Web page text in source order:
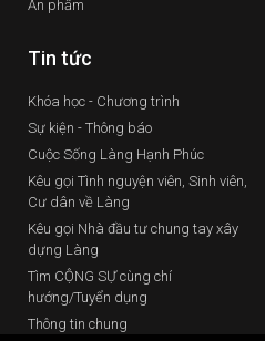
Ấn phẩm
Tin tức
Khóa học - Chương trình
Sự kiện - Thông báo
Cuộc Sống Làng Hạnh Phúc
Kêu gọi Tình nguyện viên, Sinh viên,
Cư dân về Làng
Kêu gọi Nhà đầu tư chung tay xây
dựng Làng
Tìm CỘNG SỰ cùng chí
hướng/Tuyển dụng
Thông tin chung